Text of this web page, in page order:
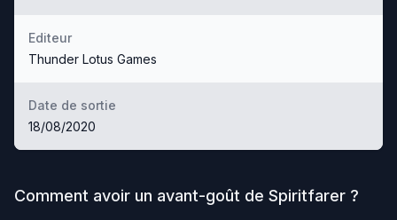
Editeur
Thunder Lotus Games
Date de sortie
18/08/2020
Comment avoir un avant-goût de Spiritfarer ?